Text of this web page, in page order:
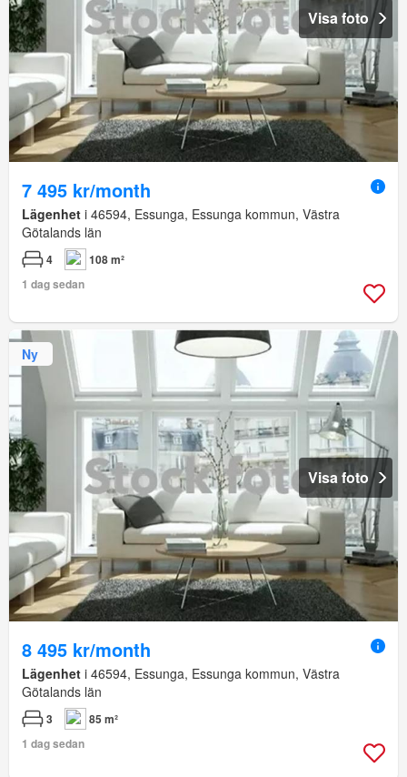
Visa foto
7 495 kr/month
Lägenhet i 46594, Essunga, Essunga kommun, Västra
Götalands län
4
108 m²
1 dag sedan
Ny
Visa foto
8 495 kr/month
Lägenhet i 46594, Essunga, Essunga kommun, Västra
Götalands län
3
85 m²
1 dag sedan